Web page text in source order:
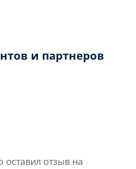
и партнеров
оставил отзыв на